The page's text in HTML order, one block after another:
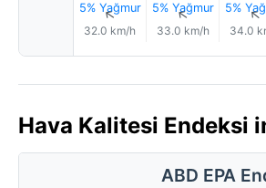
5% Yağmur
↑
32.0 km/h
5% Yağmur
↑
33.0 km/h
5% ↑
34.0
Hava Kalitesi Endeksi
ABD EPA